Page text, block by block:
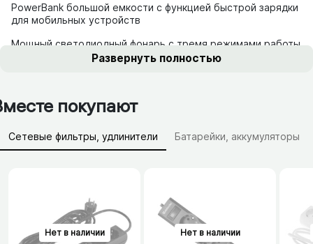
PowerBank большой емкости с функцией быстрой зарядки
для мобильных устройств
Мощный светодиодный фонарь с тремя режимами работы
Развернуть полностью
покупают
Сетевые фильтры, удлинители Батарейки, аккумуляторы